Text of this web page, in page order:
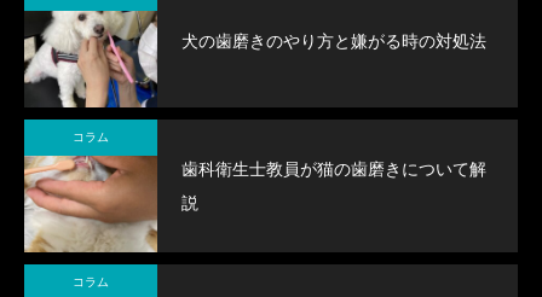
犬の歯磨きのやり方と嫌がる時の対処法
コラム
歯科衛生士教員が猫の歯磨きについて解
説
コラム